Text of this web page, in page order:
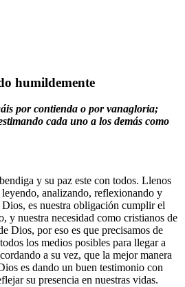
humildemente
por contienda o por vanagloria;
cada uno a los demás como
y su paz este con todos. Llenos
analizando, reflexionando y
es nuestra obligación cumplir el
y nuestra necesidad como cristianos de
Dios, por eso es que precisamos de
los medios posibles para llegar a
a su vez, que la mejor manera
es dando un buen testimonio con
su presencia en nuestras vidas.